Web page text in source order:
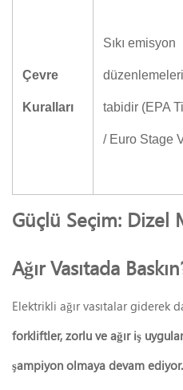
Çevre
Kuralları
Sıkı emisyon
tabidir (EPA
/ Euro Stage
Güçlü Seçim: Dizel
Ağır Vasıtada
Elektrikli ağır vasıtalar giderek
forkliftler, zorlu ve ağır iş
şampiyon olmaya devam ediyor.